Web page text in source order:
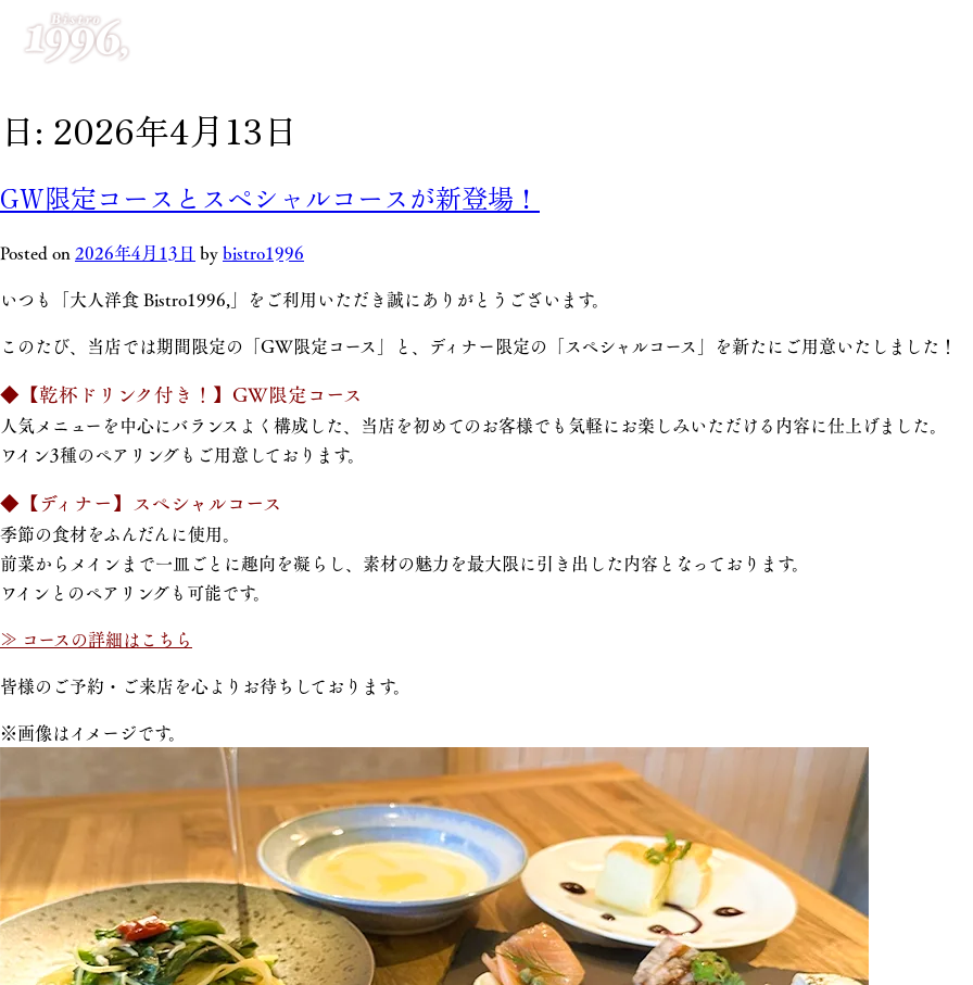
日: 2026年4月13日
GW限定コースとスペシャルコースが新登場！
Posted on2026年4月13日 bybistro1996
いつも「大人洋食 Bistro1996,」をご利用いただき誠にありがとうございます。
このたび、当店では期間限定の「GW限定コース」と、ディナー限定の「スペシャルコース」を新たにご用意いたしました！
◆【乾杯ドリンク付き！】GW限定コース
人気メニューを中心にバランスよく構成した、当店を初めてのお客様でも気軽にお楽しみいただける内容に仕上げました。
ワイン3種のペアリングもご用意しております。
◆【ディナー】スペシャルコース
季節の食材をふんだんに使用。
前菜からメインまで一皿ごとに趣向を凝らし、素材の魅力を最大限に引き出した内容となっております。
ワインとのペアリングも可能です。
≫ コースの詳細はこちら
皆様のご予約・ご来店を心よりお待ちしております。
※画像はイメージです。